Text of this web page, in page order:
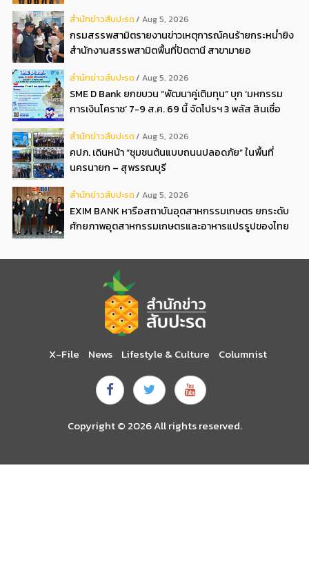
อิสลามแห่งอนาคต
สํานักข่าวสับปะรด Aug 5, 2026
กรมสรรพสามิตรายงานข่าวเหตุการณ์คนร้ายกระหน่ำยิง
สำนักงานสรรพสามิตพื้นที่ปัตตานี สาขามายอ
สํานักข่าวสับปะรด Aug 5, 2026
SME D Bank ยกขบวน “พัฒนาคู่เติมทุน” บุก ‘มหกรรม
การเงินโคราช’ 7-9 ส.ค. 69 นี้ จัดโปรฯ 3 พลัส สินเชื่อ
สํานักข่าวสับปะรด Aug 5, 2026
คปภ. เดินหน้า “ชุมชนต้นแบบถนนปลอดภัย” ในพื้นที่
นครนายก – สุพรรณบุรี
สํานักข่าวสับปะรด Aug 5, 2026
EXIM BANK หารือสถาบันอุตสาหกรรมเกษตร ยกระดับ
ศักยภาพอุตสาหกรรมเกษตรและอาหารแปรรูปของไทย
X-File News Lifestyle & Culture Columnist
Copyright © 2026 All rights reserved.